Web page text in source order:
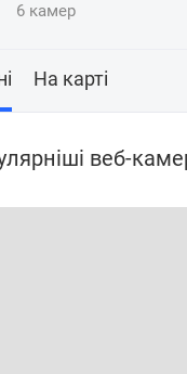
6 камер
На карті
веб-